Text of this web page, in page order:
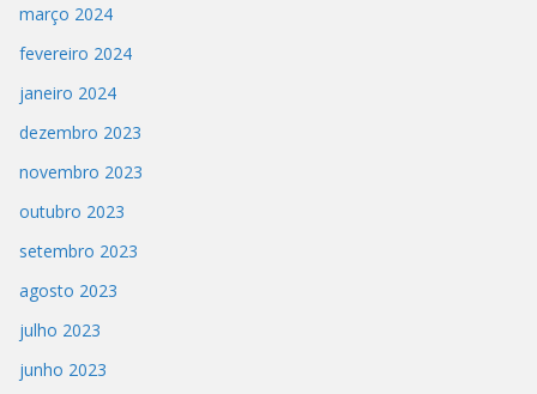
março 2024
fevereiro 2024
janeiro 2024
dezembro 2023
novembro 2023
outubro 2023
setembro 2023
agosto 2023
julho 2023
junho 2023